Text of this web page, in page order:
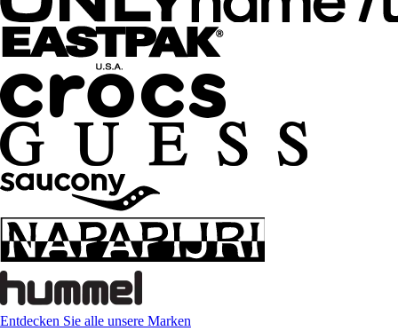
Entdecken Sie alle unsere Marken